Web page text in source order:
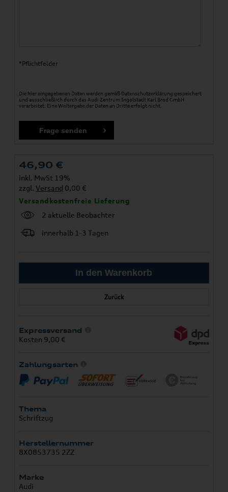
*Pflichtfelder
Die hier eingegebenen Daten werden gemäß Datenschutzerklärung gespeichert
und ausschließlich durch das Audi Zentrum Ingolstadt Karl Brod GmbH
verarbeitet. Eine Weitergabe der Daten an Dritte erfolgt nicht.
46,90 €
inkl. MwSt 19%
zzgl.Versand 0,00 €
Versandkostenfreie Lieferung
2 aktuelle Beobachter
innerhalb 1-3 Tagen
Zurück
Expressversand
Kosten 9,00 €
Zahlungsarten
Thema
Schriftzug
Herstellernummer
8X0853735 2ZZ
Marke
Audi